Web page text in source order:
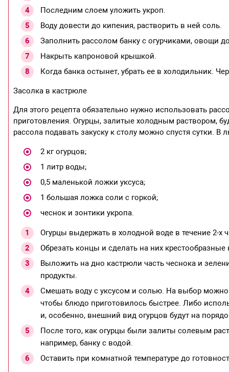
Последним слоем уложить укроп.
Воду довести до кипения, растворить в ней соль.
Заполнить рассолом банку с огурчиками, овощи
Накрыть капроновой крышкой.
Когда банка остынет, убрать ее в холодильник.
Засолка в кастрюле
Для этого рецепта обязательно нужно использовать
приготовления. Огурцы, залитые холодным раствором,
рассола подавать закуску к столу можно спустя сутки.
2 кг огурцов;
1 литр воды;
0,5 маленькой ложки уксуса;
1 большая ложка соли с горкой;
чеснок и зонтики укропа.
Огурцы выдержать в холодной воде в течение 2-х
Обрезать концы и сделать на них крестообразные
Выложить на дно кастрюли часть чеснока и
продукты.
Смешать воду с уксусом и солью. На выбор можно
чтобы блюдо приготовилось быстрее. Либо
и, особенно, внешний вид огурцов будут на
После того, как огурцы были залиты солевым
например, банку с водой.
Оставить при комнатной температуре до